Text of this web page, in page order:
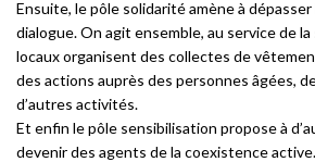
Ensuite, le pôle solidarité amène à
dialogue. On agit ensemble, au service de
locaux organisent des collectes de
des actions auprès des personnes âgées,
d’autres activités.
Et enfin le pôle sensibilisation propose à
devenir des agents de la coexistence